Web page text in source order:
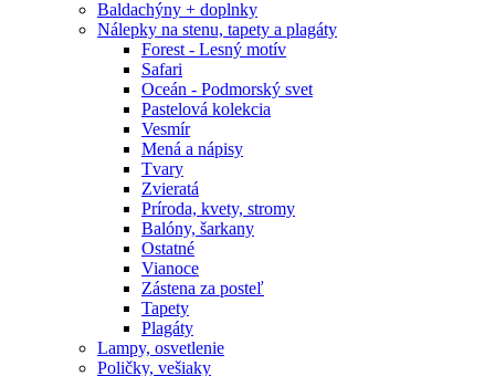
Baldachýny + doplnky
Nálepky na stenu, tapety a plagáty
Forest - Lesný motív
Safari
Oceán - Podmorský svet
Pastelová kolekcia
Vesmír
Mená a nápisy
Tvary
Zvieratá
Príroda, kvety, stromy
Balóny, šarkany
Ostatné
Vianoce
Zástena za posteľ
Tapety
Plagáty
Lampy, osvetlenie
Poličky, vešiaky